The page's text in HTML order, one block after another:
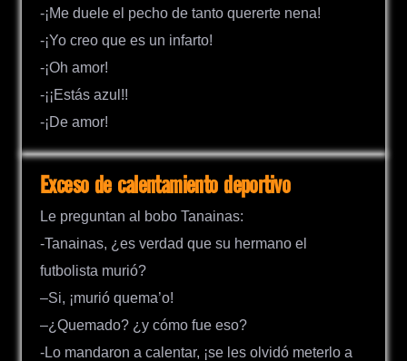
-¡Me duele el pecho de tanto quererte nena!
-¡Yo creo que es un infarto!
-¡Oh amor!
-¡¡Estás azul!!
-¡De amor!
Exceso de calentamiento deportivo
Le preguntan al bobo Tanainas:
-Tanainas, ¿es verdad que su hermano el
futbolista murió?
–Si, ¡murió quema’o!
–¿Quemado? ¿y cómo fue eso?
-Lo mandaron a calentar, ¡se les olvidó meterlo a